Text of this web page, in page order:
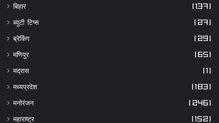
बिहार (137)
ब्यूटी टिप्स (27)
ब्रेकिंग (29)
मणिपुर (65)
मद्रास (1)
मध्यप्रदेश (183)
मनोरंजन (246)
महाराष्ट्र (152)